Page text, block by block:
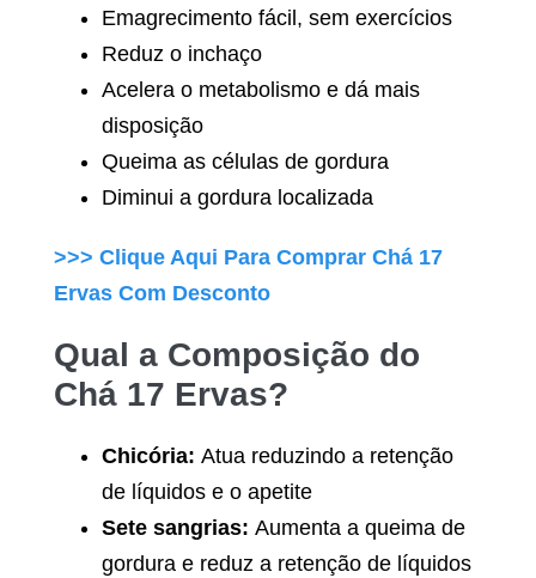
Emagrecimento fácil, sem exercícios
Reduz o inchaço
Acelera o metabolismo e dá mais
disposição
Queima as células de gordura
Diminui a gordura localizada
>>> Clique Aqui Para Comprar Chá 17
Ervas Com Desconto
Qual a Composição do
Chá 17 Ervas?
Chicória: Atua reduzindo a retenção
de líquidos e o apetite
Sete sangrias: Aumenta a queima de
gordura e reduz a retenção de líquidos